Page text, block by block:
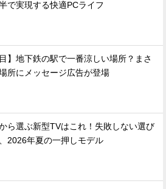
で実現する快適PCライフ
目】地下鉄の駅で一番涼しい場所？まさ
所にメッセージ広告が登場
ら選ぶ新型TVはこれ！失敗しない選び
2026年夏の一押しモデル